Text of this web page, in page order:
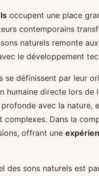
occupent une place
contemporains
naturels remonte
le développement
se définissent par leur
humaine directe lors
avec la nature,
complexes. Dans la
offrant une
des sons naturels est